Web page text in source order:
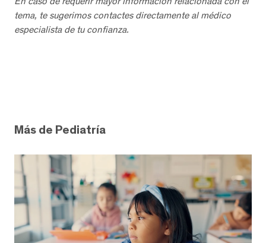
tema, te sugerimos contactes directamente al médico
especialista de tu confianza.
Más de Pediatría